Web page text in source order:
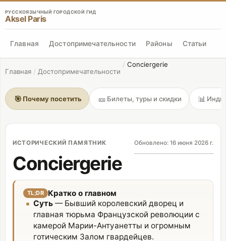
РУССКОЯЗЫЧНЫЙ ГОРОДСКОЙ ГИД
Aksel Paris
Главная Достопримечательности Районы Статьи
Главная / Достопримечательности
/ Conciergerie
🎯 Почему посетить 🎫 Билеты, туры и скидки 📊
ИСТОРИЧЕСКИЙ ПАМЯТНИК Обновлено: 16 июня 2026 г.
Conciergerie
TL;DR
Кратко о главном
Суть — Бывший королевский дворец и
главная тюрьма Французской революции с
камерой Марии-Антуанетты и огромным
готическим Залом гвардейцев.